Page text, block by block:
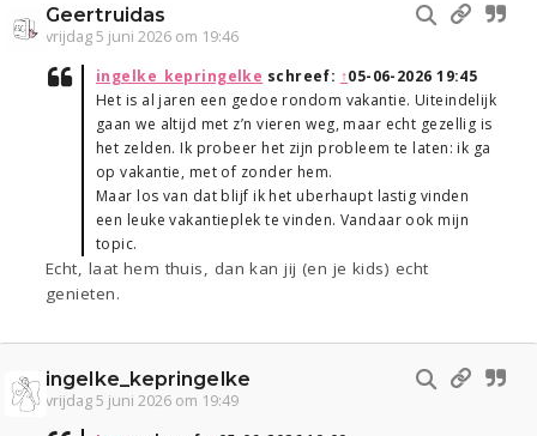
Geertruidas
vrijdag 5 juni 2026 om 19:46
ingelke_kepringelke schreef: ↑05-06-2026 19:45
Het is al jaren een gedoe rondom vakantie. Uiteindelijk
gaan we altijd met z’n vieren weg, maar echt gezellig is
het zelden. Ik probeer het zijn probleem te laten: ik ga
op vakantie, met of zonder hem.
Maar los van dat blijf ik het uberhaupt lastig vinden
een leuke vakantieplek te vinden. Vandaar ook mijn
topic.
Echt, laat hem thuis, dan kan jij (en je kids) echt
genieten.
ingelke_kepringelke
vrijdag 5 juni 2026 om 19:49